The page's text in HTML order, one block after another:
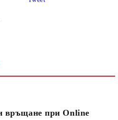
за лични данни
на работния ден.
връщане при Online